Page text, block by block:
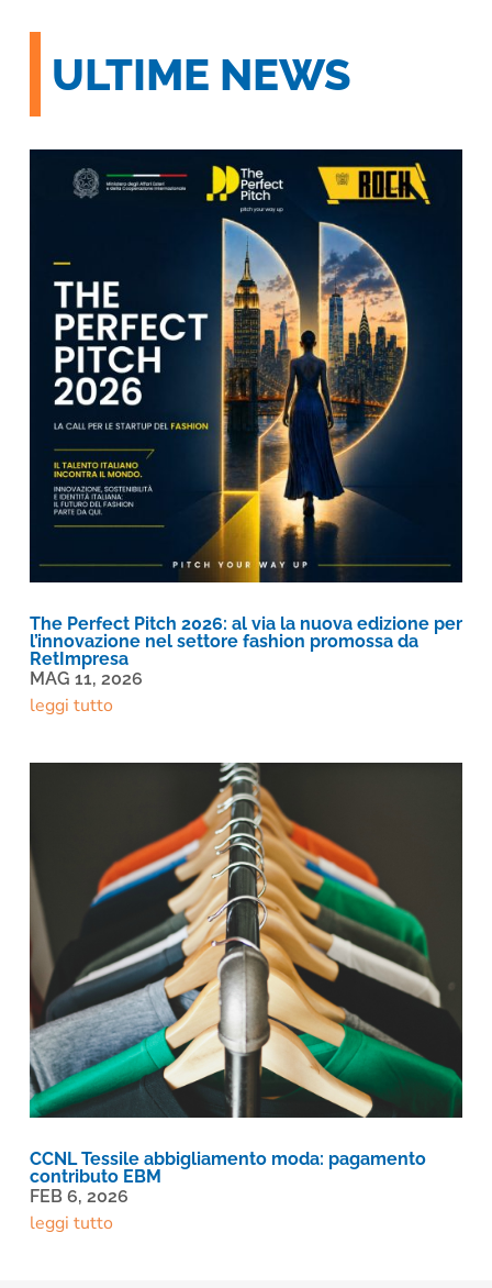
ULTIME NEWS
The Perfect Pitch 2026: al via la nuova edizione per
l’innovazione nel settore fashion promossa da
RetImpresa
MAG 11, 2026
leggi tutto
CCNL Tessile abbigliamento moda: pagamento
contributo EBM
FEB 6, 2026
leggi tutto